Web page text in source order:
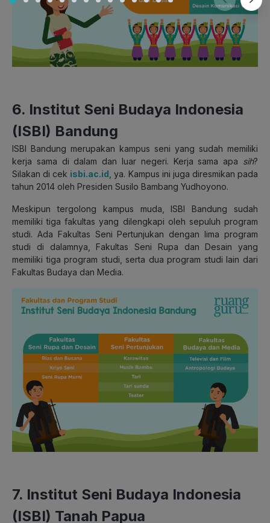
6. Institut Seni Budaya Indonesia
(ISBI) Bandung
ISBI Bandung merupakan kampus seni yang sudah memiliki
kerja sama di dalam dan luar negeri. Kerja sama apa sih?
Silakan di cek isbi.ac.id , ya. Kampus ini juga diresmikan pada
tahun 2014 oleh Presiden Susilo Bambang Yudhoyono.
Meskipun tergolong kampus muda, ISBI Bandung sudah
memiliki tiga fakultas yang dilengkapi oleh sepuluh program
studi. Ada Fakultas Seni Pertunjukan dengan lima program
studi di dalamnya, Fakultas Seni Rupa dan Desain yang
memiliki tiga program studi, serta dua program studi lain dari
Fakultas Budaya dan Media.
7. Institut Seni Budaya Indonesia
(ISBI) Tanah Papua